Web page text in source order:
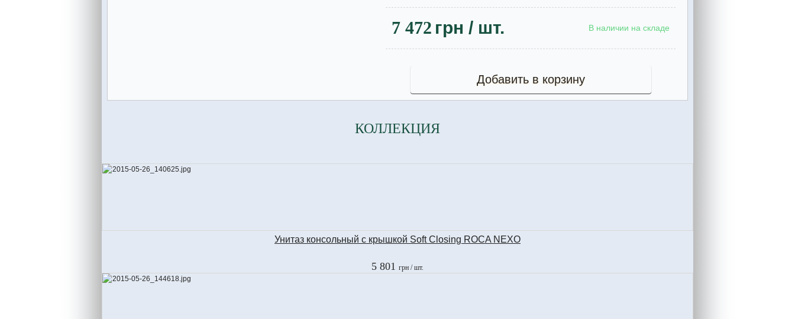
7 472 грн / шт. В наличии на складе
Добавить в корзину
КОЛЛЕКЦИЯ
Унитаз консольный с крышкой Soft Closing ROCA NEXO
5 801 грн / шт.